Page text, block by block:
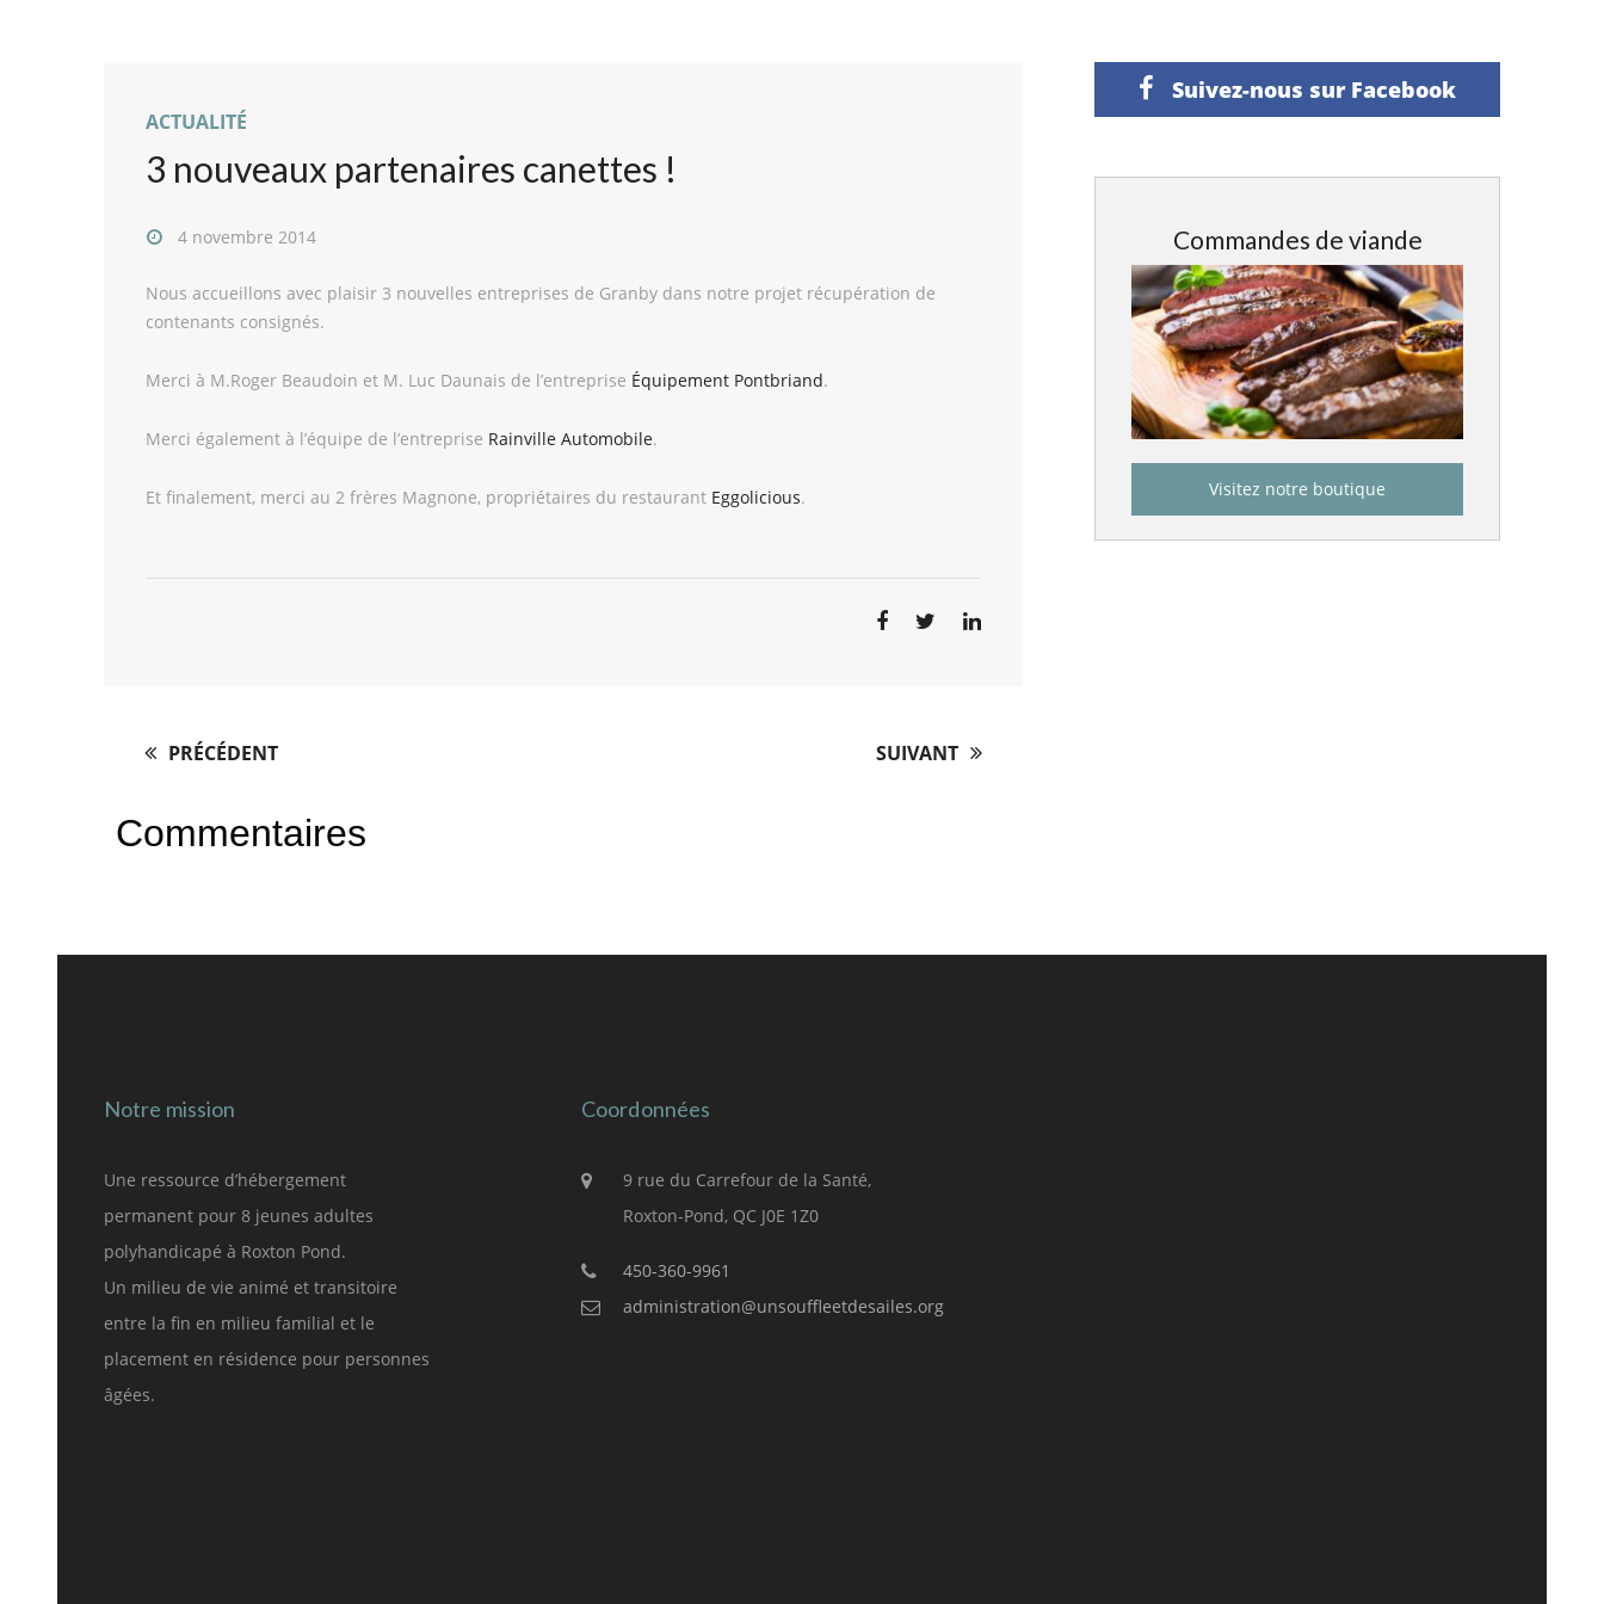
ACTUALITÉ
3 nouveaux partenaires canettes !
4 novembre 2014
Nous accueillons avec plaisir 3 nouvelles entreprises de Granby dans notre projet récupération de
contenants consignés.
Merci à M.Roger Beaudoin et M. Luc Daunais de l’entreprise Équipement Pontbriand.
Merci également à l’équipe de l’entreprise Rainville Automobile.
Et finalement, merci au 2 frères Magnone, propriétaires du restaurant Eggolicious.
Post
navigation
PRÉCÉDENT SUIVANT
Commentaires
Suivez-nous sur Facebook
Commandes de viande
Visitez notre boutique
Notre mission
Une ressource d’hébergement
permanent pour 8 jeunes adultes
polyhandicapé à Roxton Pond.
Un milieu de vie animé et transitoire
entre la fin en milieu familial et le
placement en résidence pour personnes
âgées.
Coordonnées
9 rue du Carrefour de la Santé,
Roxton-Pond, QC J0E 1Z0
450-360-9961
administration@unsouffleetdesailes.org